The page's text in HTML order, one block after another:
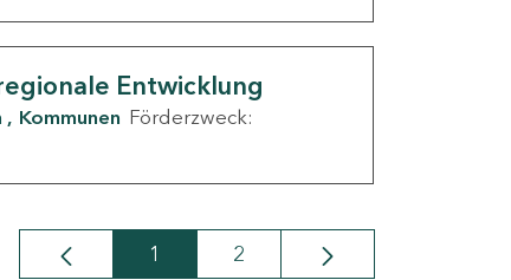
Entwicklung
Kommunen Förderzweck:
Seite
1 Seite
2